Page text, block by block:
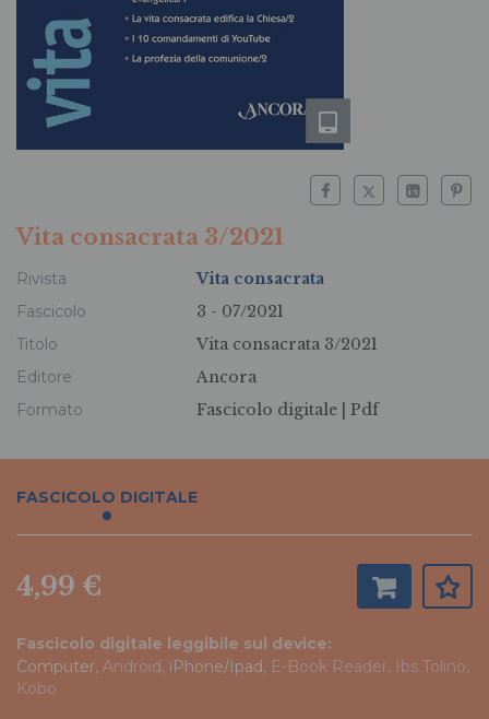
Vita consacrata 3/2021
Rivista
Vita consacrata
Fascicolo
3 - 07/2021
Titolo
Vita consacrata 3/2021
Editore
Ancora
Formato
Fascicolo digitale | Pdf
FASCICOLO DIGITALE
4,99 €
Fascicolo digitale leggibile sui device:
Computer, Android, iPhone/Ipad, E-Book Reader, Ibs Tolino,
Kobo